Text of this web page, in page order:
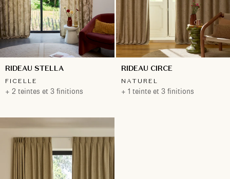
RIDEAU STELLA
FICELLE
+ 2 teintes et 3 finitions
RIDEAU CIRCE
NATUREL
+ 1 teinte et 3 finitions